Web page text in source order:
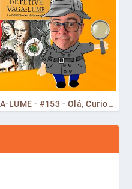
MEMÓRIAS DA COLEÇÃO VAGA-LUME - #153 - Olá, Curiosos! 2023